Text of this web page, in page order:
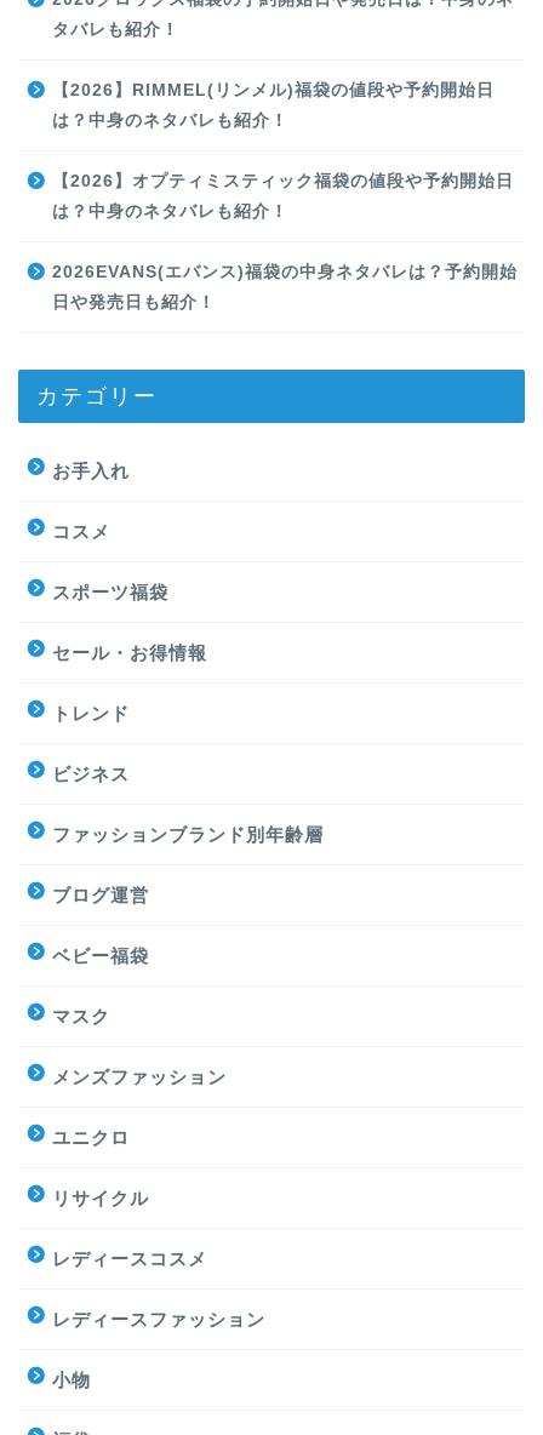
タバレも紹介！
【2026】RIMMEL(リンメル)福袋の値段や予約開始日
は？中身のネタバレも紹介！
【2026】オプティミスティック福袋の値段や予約開始日
は？中身のネタバレも紹介！
2026EVANS(エバンス)福袋の中身ネタバレは？予約開始
日や発売日も紹介！
カテゴリー
お手入れ
コスメ
スポーツ福袋
セール・お得情報
トレンド
ビジネス
ファッションブランド別年齢層
ブログ運営
ベビー福袋
マスク
メンズファッション
ユニクロ
リサイクル
レディースコスメ
レディースファッション
小物